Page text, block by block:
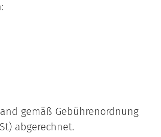
gemäß Gebührenordnung
abgerechnet.